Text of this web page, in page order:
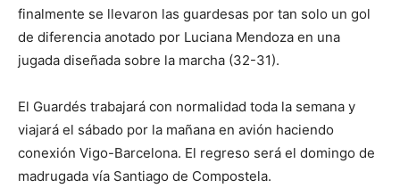
finalmente se llevaron las guardesas por tan solo un gol
de diferencia anotado por Luciana Mendoza en una
jugada diseñada sobre la marcha (32-31).
El Guardés trabajará con normalidad toda la semana y
viajará el sábado por la mañana en avión haciendo
conexión Vigo-Barcelona. El regreso será el domingo de
madrugada vía Santiago de Compostela.